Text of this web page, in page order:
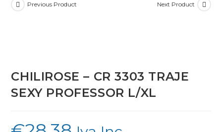
Previous Product Next Product
CHILIROSE – CR 3303 TRAJE
SEXY PROFESSOR L/XL